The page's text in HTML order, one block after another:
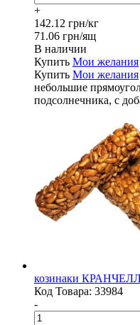
+
142.12 грн/кг
71.06 грн/ящ
В наличии
Купить Мои желания
Купить Мои желания
небольшие
подсолнечника, с
козинаки
Код Товара: 33984
-